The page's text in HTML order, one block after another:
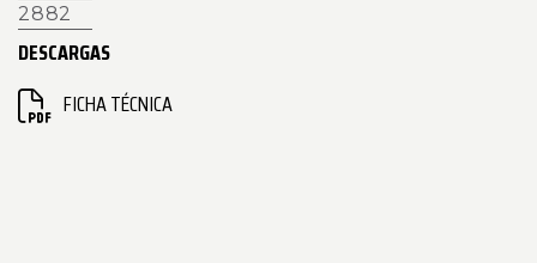
2882
DESCARGAS
FICHA TÉCNICA